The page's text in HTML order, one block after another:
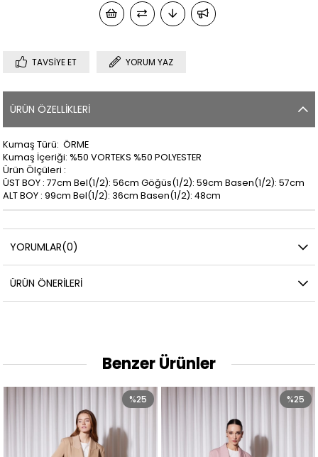
TAVSIYE ET YORUM YAZ
ÜRÜN ÖZELLIKLERI
Kumaş Türü: ÖRME
Kumaş İçeriği: %50 VORTEKS %50 POLYESTER
Ürün Ölçüleri :
ÜST BOY : 77cm Bel(1/2): 56cm Göğüs(1/2): 59cm Basen(1/2): 57cm
ALT BOY : 99cm Bel(1/2): 36cm Basen(1/2): 48cm
YORUMLAR(0)
ÜRÜN ÖNERILERI
Benzer Ürünler
%25 %25